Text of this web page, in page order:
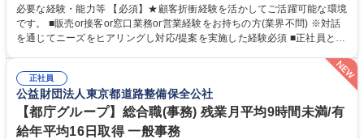
ーション、お客様対応 ■窓口にて、ご来店された個人のお客様に対して金
融商品のご提案 ■効率的な事務運用の検討・構築等 ≪業務紹介：ご応募前
に必ずご覧ください≫ ※記事 https://www.mysite.bk.mufg.jp/career/circle/
必要な経験・能力等 【必須】★顧客折衝経験を活かしてご活躍可能な環境
です。 ■販売or接客or窓口業務or営業経験をお持ちの方(業界不問) ※対話
を通じてニーズをヒアリングし対応/提案を実施した経験必須 ■正社員とし
事務経験 ■金融商品の提案・販売経験 ≪魅力≫研修やOJT環境が整ってい
るので安心して入行いただけます。 幅広いキャリアの選択肢があり、公募
や社内副業等を活用し、 一人ひとりが挑戦できるカルチャーが浸透してい
ます。 学歴・資格 学歴：大学院 大学 高専 短大 専修学校 高校 語学力：
資格：
正社員
公益財団法人東京都道路整備保全公社
【都庁グループ】総合職(事務) 残業月平均9時間未満/有
給年平均16日取得 一般事務